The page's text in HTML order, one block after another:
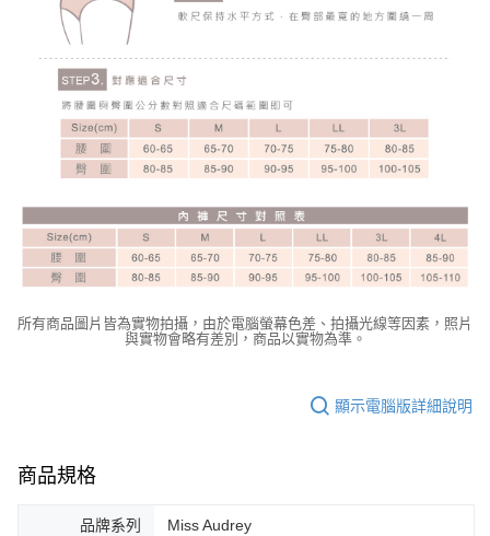
所有商品圖片皆為實物拍攝，由於電腦螢幕色差、拍攝光線等因素，照片
與實物會略有差別，商品以實物為準。
顯示電腦版詳細說明
商品規格
品牌系列 Miss Audrey